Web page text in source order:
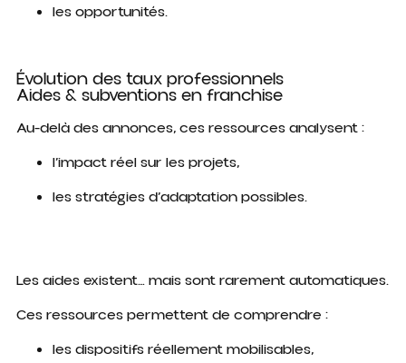
les opportunités.
Évolution des taux professionnels
Aides & subventions en franchise
Au-delà des annonces, ces ressources analysent :
l’impact réel sur les projets,
les stratégies d’adaptation possibles.
Les aides existent… mais sont rarement automatiques.
Ces ressources permettent de comprendre :
les dispositifs réellement mobilisables,